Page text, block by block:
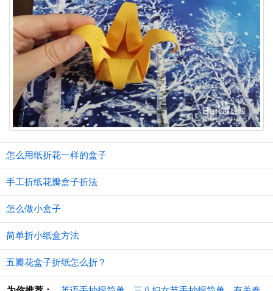
怎么用纸折花一样的盒子
手工折纸花瓣盒子折法
怎么做小盒子
简单折小纸盒方法
五瓣花盒子折纸怎么折？